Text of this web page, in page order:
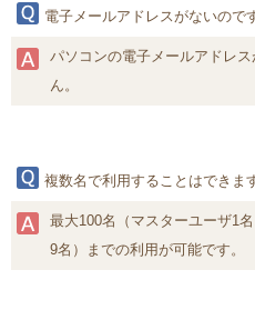
電子メールアドレスがないので
パソコンの電子メールアドレ
ん。
複数名で利用することはできま
最大100名（マスターユーザ1
9名）までの利用が可能です。